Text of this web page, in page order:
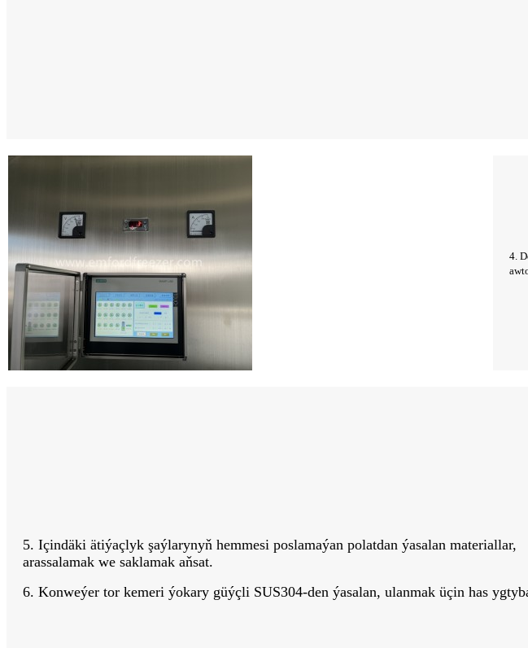
4.
5. Içindäki ätiýaçlyk şaýlarynyň hemmesi poslamaýan polatdan ýasalan materiallar,
arassalamak we saklamak aňsat.
6. Konweýer tor kemeri ýokary güýçli SUS304-den ýasalan, ulanmak üçin has